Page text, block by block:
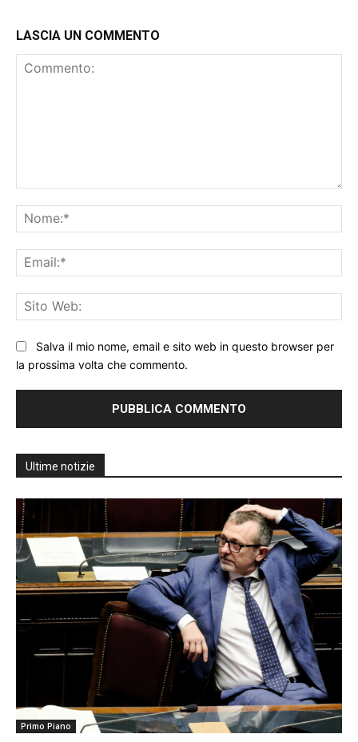
LASCIA UN COMMENTO
Salva il mio nome, email e sito web in questo browser per
la prossima volta che commento.
Ultime notizie
Primo Piano